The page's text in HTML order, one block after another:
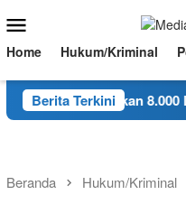
ke
kontenMobile
Home Hukum/Kriminal
Berita Terkini
Salurkan 8.000
Beranda Hukum/Kriminal